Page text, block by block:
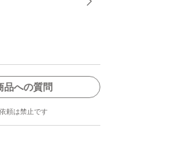
上がりください。
ます。
ますが交通事情
品への質問
頼は禁止です